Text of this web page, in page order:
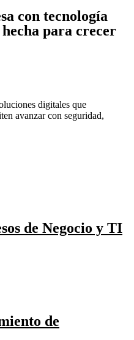
con tecnología
para crecer
digitales que
avanzar con seguridad,
de Negocio y TI
de